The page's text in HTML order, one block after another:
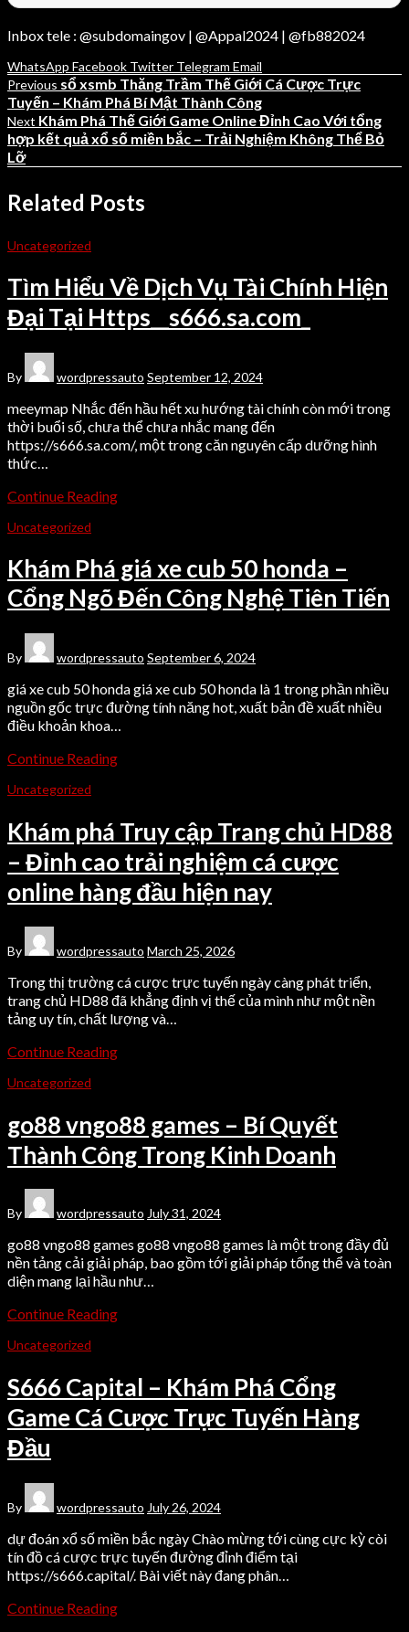
Inbox tele : @subdomaingov | @Appal2024 | @fb882024
WhatsApp Facebook Twitter Telegram Email
Previous sổ xsmb Thăng Trầm Thế Giới Cá Cược Trực
Tuyến – Khám Phá Bí Mật Thành Công
Next Khám Phá Thế Giới Game Online Đỉnh Cao Với tổng
hợp kết quả xổ số miền bắc – Trải Nghiệm Không Thể Bỏ
Lỡ
Related Posts
Uncategorized
Tìm Hiểu Về Dịch Vụ Tài Chính Hiện
Đại Tại Https__s666.sa.com_
By wordpressauto September 12, 2024
meeymap Nhắc đến hầu hết xu hướng tài chính còn mới trong
thời buổi số, chưa thể chưa nhắc mang đến
https://s666.sa.com/, một trong căn nguyên cấp dưỡng hình
thức…
Continue Reading
Uncategorized
Khám Phá giá xe cub 50 honda –
Cổng Ngõ Đến Công Nghệ Tiên Tiến
By wordpressauto September 6, 2024
giá xe cub 50 honda giá xe cub 50 honda là 1 trong phần nhiều
nguồn gốc trực đường tính năng hot, xuất bản đề xuất nhiều
điều khoản khoa…
Continue Reading
Uncategorized
Khám phá Truy cập Trang chủ HD88
– Đỉnh cao trải nghiệm cá cược
online hàng đầu hiện nay
By wordpressauto March 25, 2026
Trong thị trường cá cược trực tuyến ngày càng phát triển,
trang chủ HD88 đã khẳng định vị thế của mình như một nền
tảng uy tín, chất lượng và…
Continue Reading
Uncategorized
go88 vngo88 games – Bí Quyết
Thành Công Trong Kinh Doanh
By wordpressauto July 31, 2024
go88 vngo88 games go88 vngo88 games là một trong đầy đủ
nền tảng cải giải pháp, bao gồm tới giải pháp tổng thể và toàn
diện mang lại hầu như…
Continue Reading
Uncategorized
S666 Capital – Khám Phá Cổng
Game Cá Cược Trực Tuyến Hàng
Đầu
By wordpressauto July 26, 2024
dự đoán xổ số miền bắc ngày Chào mừng tới cùng cực kỳ còi
tín đồ cá cược trực tuyến đường đỉnh điểm tại
https://s666.capital/. Bài viết này đang phân…
Continue Reading